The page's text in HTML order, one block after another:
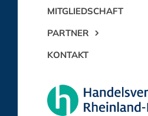
MITGLIEDSCHAFT
PARTNER
KONTAKT